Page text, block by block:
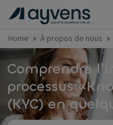
Home À propos de nous
Comprendre
processus
(KYC) en